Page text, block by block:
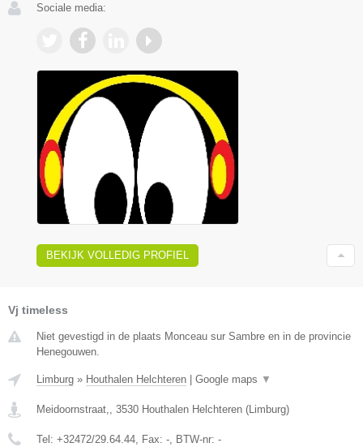
Sociale media:
BEKIJK VOLLEDIG PROFIEL
Vj timeless
Niet gevestigd in de plaats Monceau sur Sambre en in de provincie
Henegouwen.
Limburg » Houthalen Helchteren Google maps ▼
Meidoornstraat,, 3530 Houthalen Helchteren (Limburg)
Tel: +32472/29.64.44, Fax: -, BTW-nr: -